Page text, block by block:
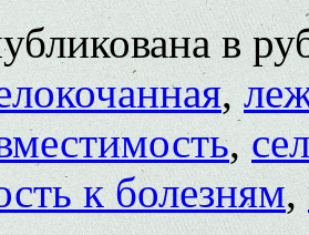
в
,
,
к болезням,